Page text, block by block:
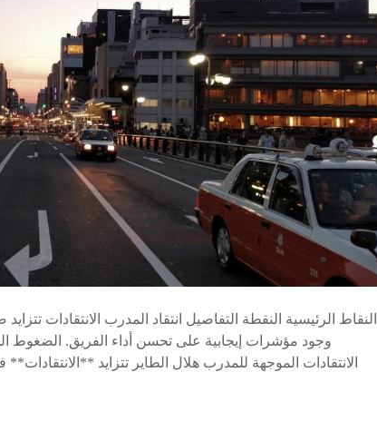
النقاط الرئيسية النقطة التفاصيل انتقاد المدرب الانتقادات
وجود مؤشرات إيجابية على تحسن أداء الفريق. الضغوط
الانتقادات الموجهة للمدرب هلال الطاير تتزايد